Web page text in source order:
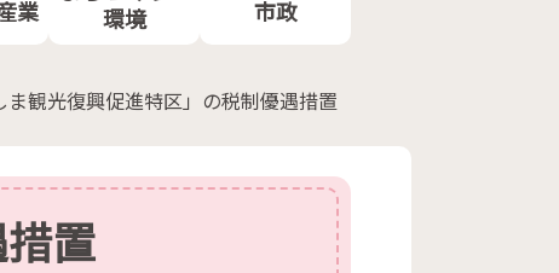
業
環境
市政
ま観光復興促進特区」の税制優遇措置
置